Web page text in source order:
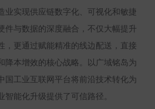
业实现供应链数字化、可视化和敏捷
件与数据的深度融合，不仅大幅提升
，更通过赋能精准的线边配送，直接
降本增效的核心战略。以广域铭岛为
国工业互联网平台将前沿技术转化为
能化升级提供了可信路径。